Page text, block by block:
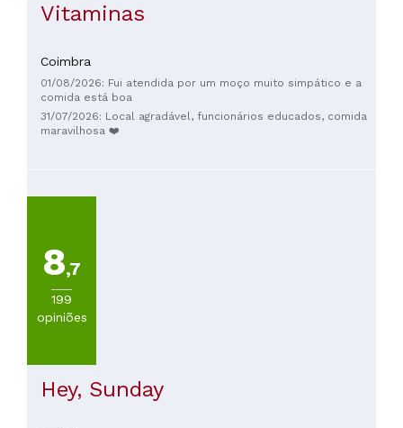
Vitaminas
Coimbra
01/08/2026: Fui atendida por um moço muito simpático e a
comida está boa
31/07/2026: Local agradável, funcionários educados, comida
maravilhosa ❤️
8,7
199
opiniões
Hey, Sunday